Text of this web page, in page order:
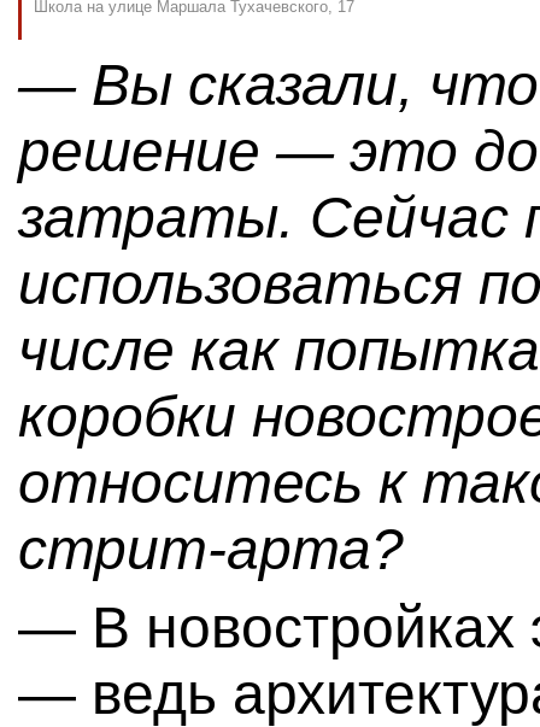
Школа на улице Маршала Тухачевского, 17
— Вы сказали,
решение — это
затраты. Сейчас
использоваться
числе как
коробки
относитесь к
стрит-арта?
— В новостройках
— ведь